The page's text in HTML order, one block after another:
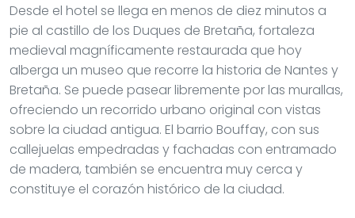
Desde el hotel se llega en menos de diez minutos a
pie al castillo de los Duques de Bretaña, fortaleza
medieval magníficamente restaurada que hoy
alberga un museo que recorre la historia de Nantes y
Bretaña. Se puede pasear libremente por las murallas,
ofreciendo un recorrido urbano original con vistas
sobre la ciudad antigua. El barrio Bouffay, con sus
callejuelas empedradas y fachadas con entramado
de madera, también se encuentra muy cerca y
constituye el corazón histórico de la ciudad.